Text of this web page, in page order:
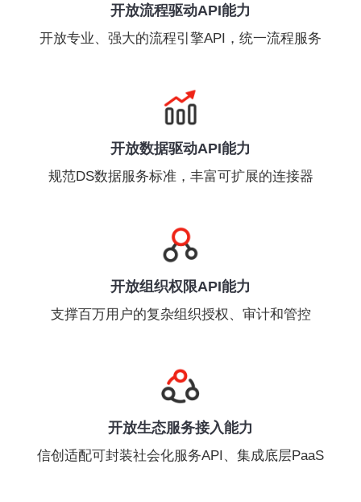
开放流程驱动API能力
开放专业、强大的流程引擎API，统一流程服务
开放数据驱动API能力
规范DS数据服务标准，丰富可扩展的连接器
开放组织权限API能力
支撑百万用户的复杂组织授权、审计和管控
开放生态服务接入能力
信创适配可封装社会化服务API、集成底层PaaS